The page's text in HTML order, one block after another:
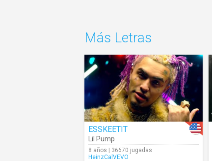
Más Letras
ESSKEETIT
Lil Pump
8 años | 36670 jugadas
HeinzCalVEVO